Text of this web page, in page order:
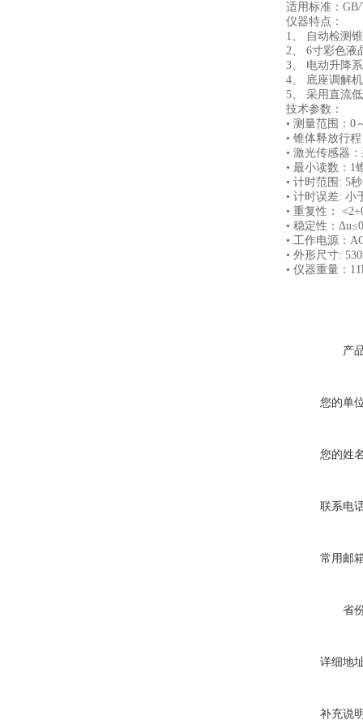
适用标准：GB/
仪器特点：
1、 自动检测锥
2、 6寸彩色液晶
3、 电动升降系
4、 底座调解机
5、 采用直流低
技术参数：
• 测量范围：0
• 锥体释放行程
• 激光传感器：
• 最小读数：1
• 计时范围: 5秒-
• 计时误差: 小
• 重复性：
• 稳定性：
• 工作电源：
• 外形尺寸:
• 仪器重量：
产
您的单
您的姓
联系电
常用邮
省
详细地
补充说